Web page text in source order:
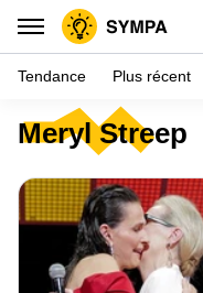
Meryl Streep
Tendance Plus récent
Inspiration
Psychologie
Conseils
Filles